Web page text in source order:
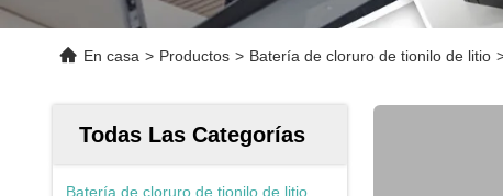
En casa > Productos > Batería de cloruro de tionilo de litio
Todas Las Categorías
Batería de cloruro de tionilo de litio